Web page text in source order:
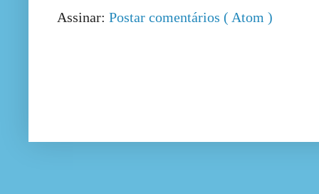
Assinar: Postar comentários ( Atom )